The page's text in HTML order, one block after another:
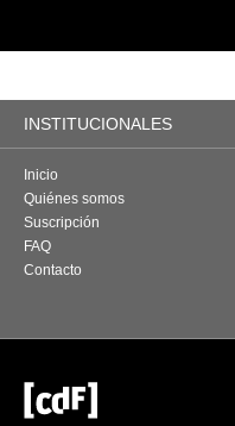
INSTITUCIONALES
Inicio
Quiénes somos
Suscripción
FAQ
Contacto